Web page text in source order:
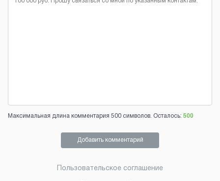
Максимальная длина комментария 500 символов. Осталось: 500
Добавить комментарий
Пользовательское соглашение